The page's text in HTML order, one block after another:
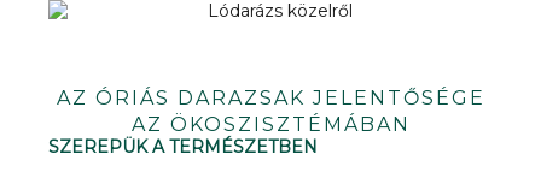
AZ ÓRIÁS DARAZSAK JELENTŐSÉGE
AZ ÖKOSZISZTÉMÁBAN
SZEREPÜK A TERMÉSZETBEN